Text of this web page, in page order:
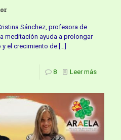
Sánchez, profesora de
meditación ayuda a prolongar
y el crecimiento de […]
8 Leer más